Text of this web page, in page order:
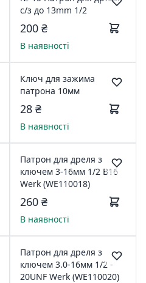
с/з до 13mm 1/2
200 ₴
В наявності
Ключ для зажима
патрона 10мм
28 ₴
В наявності
Патрон для дреля з
ключем 3-16мм 1/2 B16
Werk (WE110018)
260 ₴
В наявності
Патрон для дреля з
ключем 3.0-16мм 1/2 -
20UNF Werk (WE110020)